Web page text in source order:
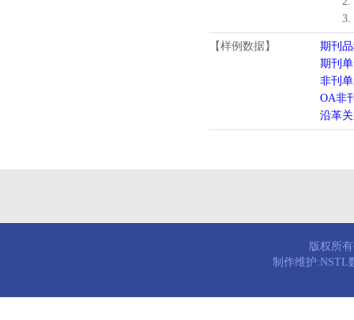
3.
【样例数据】
期刊
期刊
非刊
OA非
沿革
版权所
制作维护:NSTL